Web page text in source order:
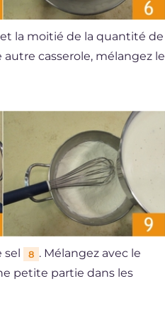
et la moitié de la quantité de
casserole, mélangez le
8 . Mélangez avec le
petite partie dans les